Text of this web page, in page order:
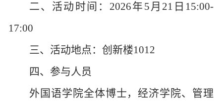
二、活动时间 ： 2026年5月21日15:00-
17:00
三、活动地点 ： 创新楼1012
四、参与人员
外国语学院全体博士，经济学院、管理